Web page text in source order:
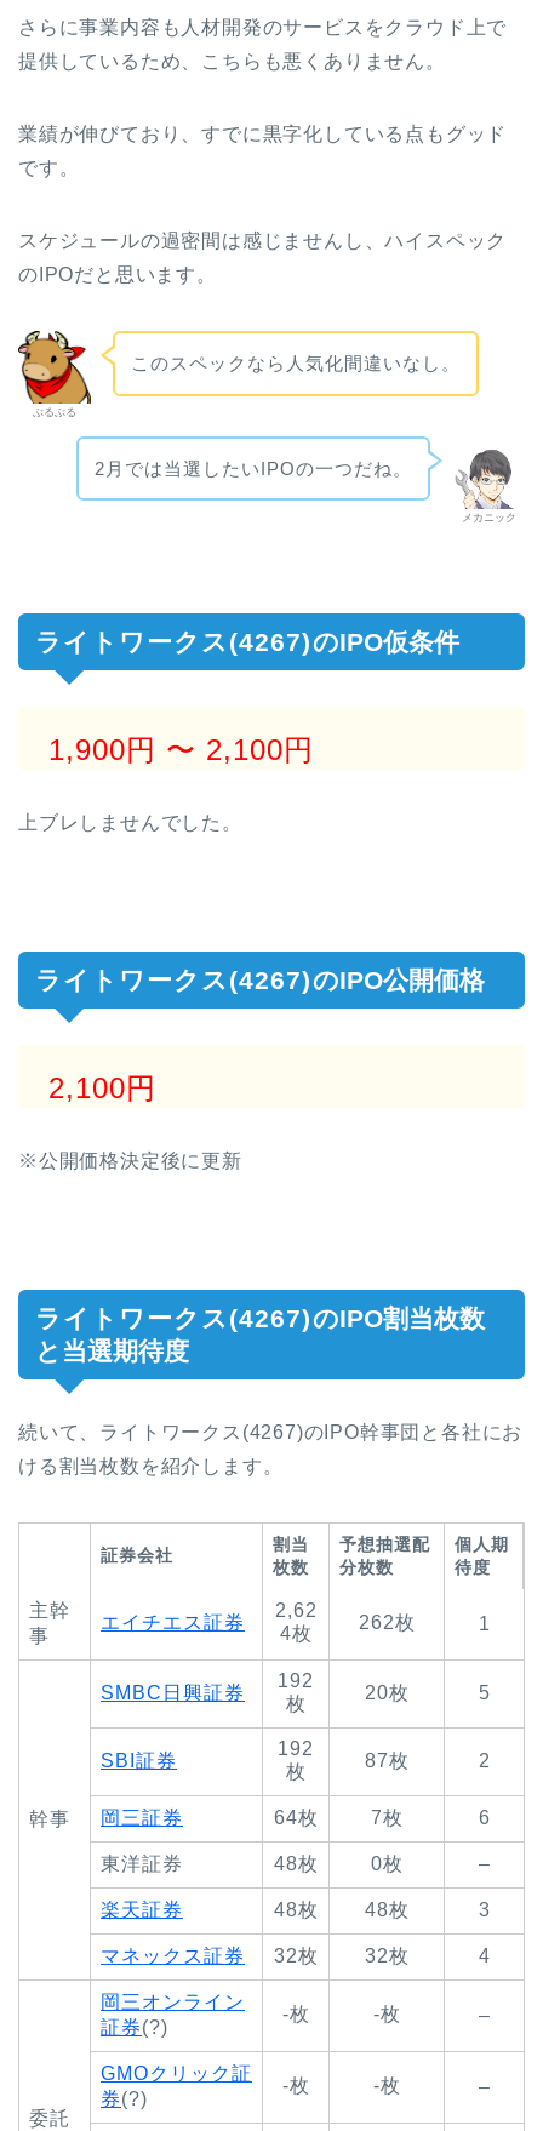
さらに事業内容も人材開発のサービスをクラウド上で
提供しているため、こちらも悪くありません。
業績が伸びており、すでに黒字化している点もグッド
です。
スケジュールの過密間は感じませんし、ハイスペック
のIPOだと思います。
ぶるぶる
このスペックなら人気化間違いなし。
メカニック
2月では当選したいIPOの一つだね。
ライトワークス(4267)のIPO仮条件
1,900円 〜 2,100円
上ブレしませんでした。
ライトワークス(4267)のIPO公開価格
2,100円
※公開価格決定後に更新
ライトワークス(4267)のIPO割当枚数
と当選期待度
続いて、 ライトワークス(4267)のIPO幹事団と各社にお
ける割当枚数を紹介します。
証券会社
割当
枚数
予想抽選配
分枚数
個人期
待度
主幹
事
エイチエス証券
2,62
4枚
262枚 1
幹事
SMBC日興証券
192
枚
20枚 5
SBI証券
192
枚
87枚 2
岡三証券 64枚 7枚 6
東洋証券 48枚 0枚 –
楽天証券 48枚 48枚 3
マネックス証券 32枚 32枚 4
委託
岡三オンライン
証券(?)
-枚 -枚 –
GMOクリック証
券(?)
-枚 -枚 –